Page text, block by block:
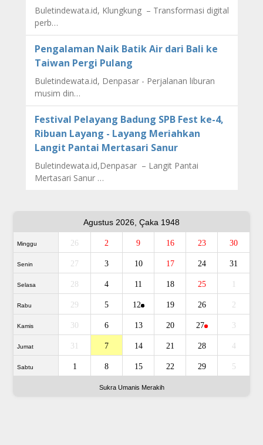
Buletindewata.id, Klungkung – Transformasi digital
perb…
Pengalaman Naik Batik Air dari Bali ke
Taiwan Pergi Pulang
Buletindewata.id, Denpasar - Perjalanan liburan
musim din…
Festival Pelayang Badung SPB Fest ke-4,
Ribuan Layang - Layang Meriahkan
Langit Pantai Mertasari Sanur
Buletindewata.id,Denpasar – Langit Pantai
Mertasari Sanur …
Agustus 2026, Çaka 1948
Minggu 26 2 9 16 23 30
Senin 27 3 10 17 24 31
Selasa 28 4 11 18 25
Rabu 29 5 12 19 26 2
Kamis 30 6 13 20 27 3
Jumat 31 7 14 21 28 4
Sabtu 1 8 15 22 29 5
Sukra Umanis Merakih